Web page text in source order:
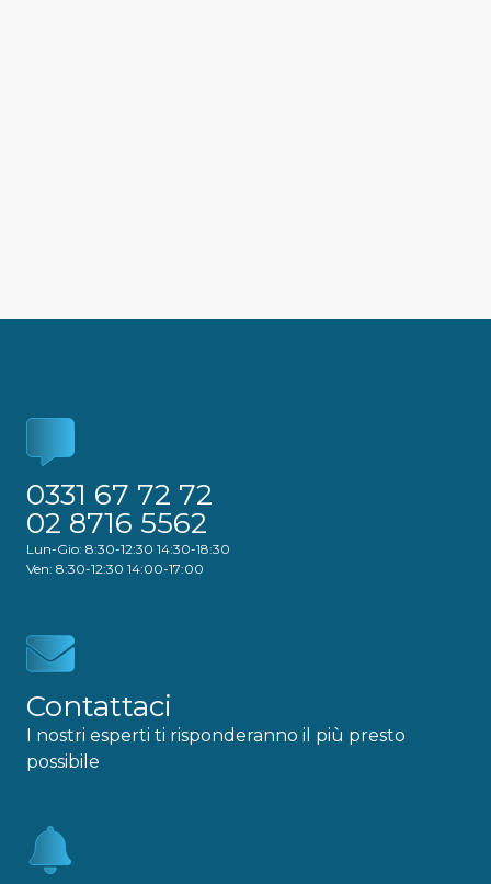
0331 67 72 72
02 8716 5562
Lun-Gio: 8:30-12:30 14:30-18:30
Ven: 8:30-12:30 14:00-17:00
Contattaci
I nostri esperti ti risponderanno il più presto
possibile